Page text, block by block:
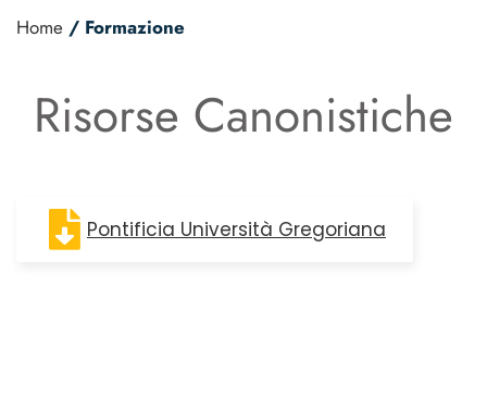
Home / Formazione
Risorse Canonistiche
Pontificia Università Gregoriana